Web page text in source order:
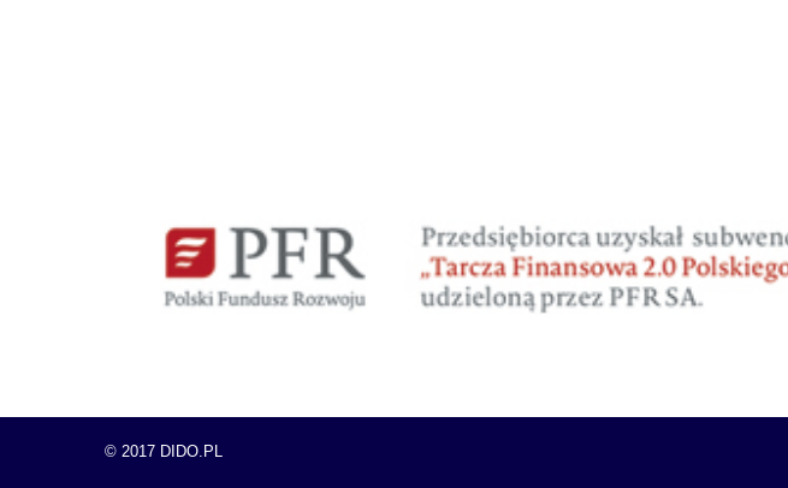
© 2017 DIDO.PL